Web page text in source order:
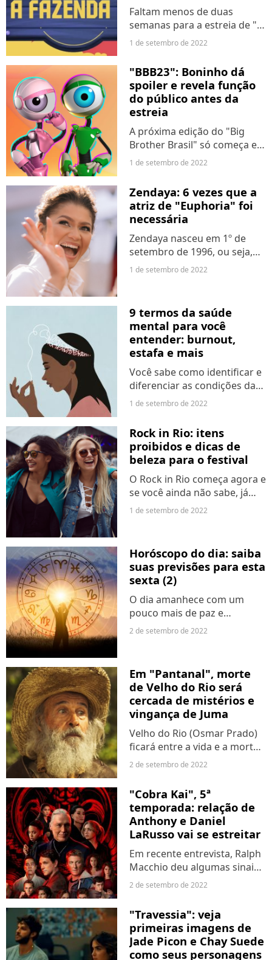
Faltam menos de duas
semanas para a estreia de "A
Fazenda 14". O reality show
várias subcelebridades
polêmicas que terão que
disputar entre si o prêmio
de...
1 de setembro de 2022
"BBB23": Boninho dá
spoiler e revela função
do público antes da
estreia
A próxima edição do "Big
Brother Brasil" só começa em
janeiro de 2023, mas nós,
estamos atentes para as
novidades sobre o novo ano
do programa da TV Globo....
1 de setembro de 2022
Zendaya: 6 vezes que a
atriz de "Euphoria" foi
necessária
Zendaya nasceu em 1º de
setembro de 1996, ou seja,
nesta quinta-feira (1º), a atriz
eterna Rue tem feito muita
coisa pelo nosso mundo....
1 de setembro de 2022
9 termos da saúde
mental para você
entender: burnout,
estafa e mais
Você sabe como identificar e
diferenciar as condições da
saúde mental? Os jovens
conhecidos como geração Y,
vêm comentando bastante
sobre o tema pelas redes
sociais...
1 de setembro de 2022
Rock in Rio: itens
proibidos e dicas de
beleza para o festival
O Rock in Rio começa agora e
se você ainda não sabe, já
passou da hora de decorar
Além de otimizar o tempo,
você evita perder algum...
1 de setembro de 2022
Horóscopo do dia: saiba
suas previsões para esta
sexta (2)
O dia amanhece com um
pouco mais de paz e
tranquilidade, depois de uma
ficar juntinhe com quem você
ama e deixar que as coisas
fluam...
2 de setembro de 2022
Em "Pantanal", morte
de Velho do Rio será
cercada de mistérios e
vingança de Juma
Velho do Rio (Osmar Prado)
ficará entre a vida e a morte
nos próximos capítulos de
assassino Solano (Rafa Sieg),
a entidade receberá um tiro
nas costas....
2 de setembro de 2022
"Cobra Kai", 5ª
temporada: relação de
Anthony e Daniel
LaRusso vai se estreitar
Em recente entrevista, Ralph
Macchio deu algumas sinais
do que os fãs podem esperar
e a 5ª temporada: "Eles se
reúnem e se ajudam de uma
maneira que às...
2 de setembro de 2022
"Travessia": veja
primeiras imagens de
Jade Picon e Chay Suede
como seus personagens